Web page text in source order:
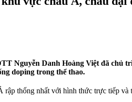
Nguyễn Danh Hoàng Việt đã
doping trong thể thao.
thống nhất với hình thức trực tiếp